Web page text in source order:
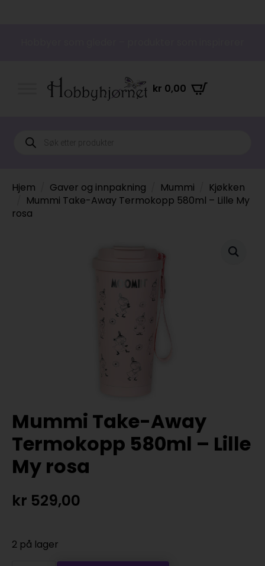
kr 0,00
Products
search
Hjem Gaver og innpakning Mummi
Kjøkken
Mummi Take-Away Termokopp 580ml – Lille My
rosa
Mummi Take-Away
Termokopp 580ml – Lille
My rosa
kr 529,00
2 på lager